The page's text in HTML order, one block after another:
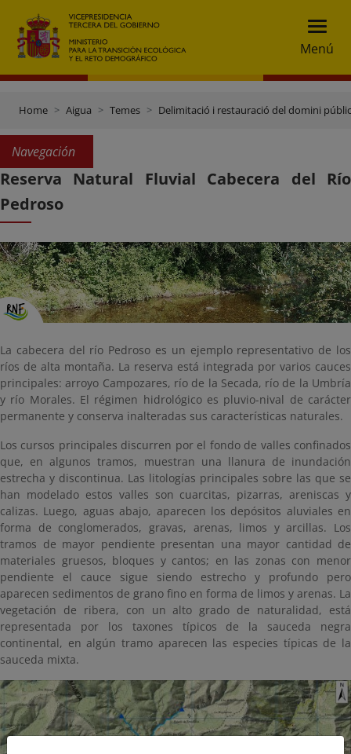
Menú
Home Aigua Temes Delimitació i restauració del domini
Navegación
Reserva Natural Fluvial Cabecera del Río
Pedroso
La cabecera del río Pedroso es un ejemplo representativo de los
ríos de alta montaña. La reserva está integrada por varios cauces
principales: arroyo Campozares, río de la Secada, río de la Umbría
y río Morales. El régimen hidrológico es pluvio-nival de carácter
permanente y conserva inalteradas sus características naturales.
Los cursos principales discurren por el fondo de valles confinados
que, en algunos tramos, muestran una llanura de inundación
estrecha y discontinua. Las litologías principales sobre las que se
han modelado estos valles son cuarcitas, pizarras, areniscas y
calizas. Luego, aguas abajo, aparecen los depósitos aluviales en
forma de conglomerados, gravas, arenas, limos y arcillas. Los
tramos de mayor pendiente presentan una mayor cantidad de
materiales gruesos, bloques y cantos; en las zonas con menor
pendiente el cauce sigue siendo estrecho y profundo pero
aparecen sedimentos de grano fino en forma de limos y arenas. La
vegetación de ribera, con un alto grado de naturalidad, está
representada por los taxones típicos de la sauceda negra
continental, en algún tramo aparecen las especies típicas de la
sauceda mixta.